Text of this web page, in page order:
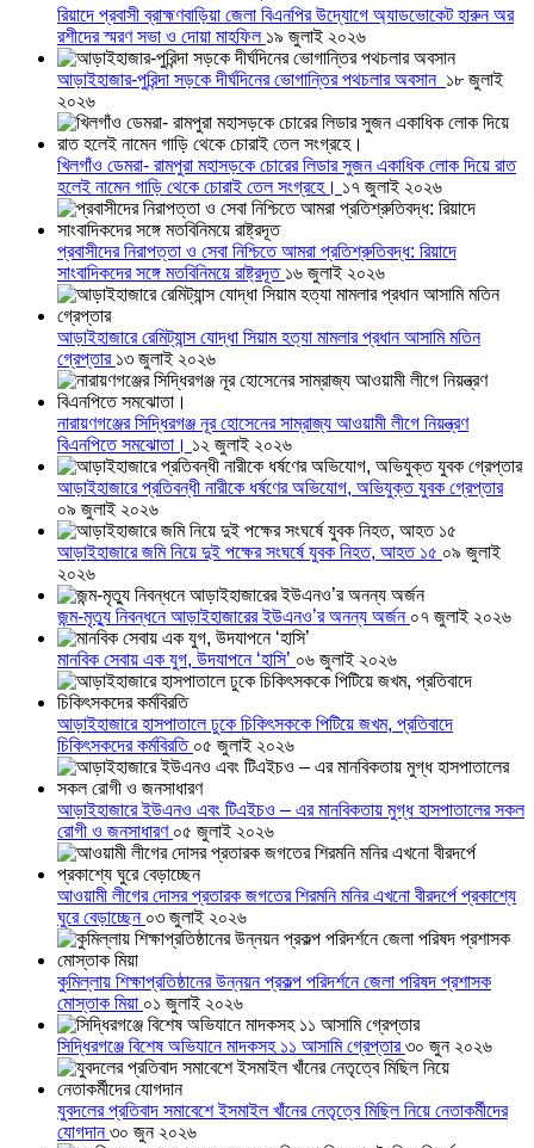
রিয়াদে প্রবাসী ব্রাহ্মণবাড়িয়া জেলা বিএনপির উদ্যোগে অ্যাডভোকেট হারুন অর
রশীদের স্মরণ সভা ও দোয়া মাহফিল ১৯ জুলাই ২০২৬
আড়াইহাজার-পুরিন্দা সড়কে দীর্ঘদিনের ভোগান্তির পথচলার অবসান ১৮ জুলাই
২০২৬
খিলগাঁও ডেমরা- রামপুরা মহাসড়কে চোরের লিডার সুজন একাধিক লোক দিয়ে রাত
হলেই নামেন গাড়ি থেকে চোরাই তেল সংগ্রহে। ১৭ জুলাই ২০২৬
প্রবাসীদের নিরাপত্তা ও সেবা নিশ্চিতে আমরা প্রতিশ্রুতিবদ্ধ: রিয়াদে
সাংবাদিকদের সঙ্গে মতবিনিময়ে রাষ্ট্রদূত ১৬ জুলাই ২০২৬
আড়াইহাজারে রেমিট্যান্স যোদ্ধা সিয়াম হত্যা মামলার প্রধান আসামি মতিন
গ্রেপ্তার ১৩ জুলাই ২০২৬
নারায়ণগঞ্জের সিদ্ধিরগঞ্জ নূর হোসেনের সাম্রাজ্য আওয়ামী লীগে নিয়ন্ত্রণ
বিএনপিতে সমঝোতা। ১২ জুলাই ২০২৬
আড়াইহাজারে প্রতিবন্ধী নারীকে ধর্ষণের অভিযোগ, অভিযুক্ত যুবক গ্রেপ্তার
০৯ জুলাই ২০২৬
আড়াইহাজারে জমি নিয়ে দুই পক্ষের সংঘর্ষে যুবক নিহত, আহত ১৫ ০৯ জুলাই
২০২৬
জন্ম-মৃত্যু নিবন্ধনে আড়াইহাজারের ইউএনও’র অনন্য অর্জন ০৭ জুলাই ২০২৬
মানবিক সেবায় এক যুগ, উদযাপনে ‘হাসি’ ০৬ জুলাই ২০২৬
আড়াইহাজারে হাসপাতালে ঢুকে চিকিৎসককে পিটিয়ে জখম, প্রতিবাদে
চিকিৎসকদের কর্মবিরতি ০৫ জুলাই ২০২৬
আড়াইহাজারে ইউএনও এবং টিএইচও – এর মানবিকতায় মুগ্ধ হাসপাতালের সকল
রোগী ও জনসাধারণ ০৫ জুলাই ২০২৬
আওয়ামী লীগের দোসর প্রতারক জগতের শিরমনি মনির এখনো বীরদর্পে প্রকাশ্যে
ঘুরে বেড়াচ্ছেন ০৩ জুলাই ২০২৬
কুমিল্লায় শিক্ষাপ্রতিষ্ঠানের উন্নয়ন প্রকল্প পরিদর্শনে জেলা পরিষদ প্রশাসক
মোস্তাক মিয়া ০১ জুলাই ২০২৬
সিদ্ধিরগঞ্জে বিশেষ অভিযানে মাদকসহ ১১ আসামি গ্রেপ্তার৩০ জুন ২০২৬
যুবদলের প্রতিবাদ সমাবেশে ইসমাইল খাঁনের নেতৃত্বে মিছিল নিয়ে নেতাকর্মীদের
যোগদান৩০ জুন ২০২৬